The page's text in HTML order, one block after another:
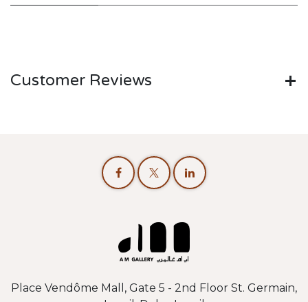
Customer Reviews
Place Vendôme Mall, Gate 5 - 2nd Floor St. Germain,